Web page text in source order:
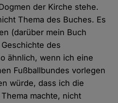
der Kirche stehe.
Thema des Buches. Es
(darüber mein Buch
des
ähnlich, wenn ich eine
Fußballbundes vorlegen
würde, dass ich die
machte, nicht